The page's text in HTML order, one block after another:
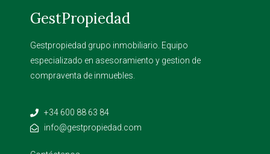
GestPropiedad
Gestpropiedad grupo inmobiliario. Equipo
especializado en asesoramiento y gestion de
compraventa de inmuebles.
+34 600 88 63 84
info@gestpropiedad.com